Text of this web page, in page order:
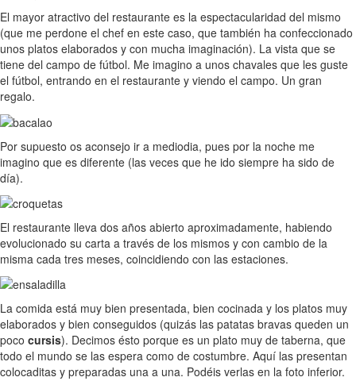
El mayor atractivo del restaurante es la espectacularidad del mismo
(que me perdone el chef en este caso, que también ha confeccionado
unos platos elaborados y con mucha imaginación). La vista que se
tiene del campo de fútbol. Me imagino a unos chavales que les guste
el fútbol, entrando en el restaurante y viendo el campo. Un gran
regalo.
Por supuesto os aconsejo ir a mediodia, pues por la noche me
imagino que es diferente (las veces que he ido siempre ha sido de
día).
El restaurante lleva dos años abierto aproximadamente, habiendo
evolucionado su carta a través de los mismos y con cambio de la
misma cada tres meses, coincidiendo con las estaciones.
La comida está muy bien presentada, bien cocinada y los platos muy
elaborados y bien conseguidos (quizás las patatas bravas queden un
poco cursis). Decimos ésto porque es un plato muy de taberna, que
todo el mundo se las espera como de costumbre. Aquí las presentan
colocaditas y preparadas una a una. Podéis verlas en la foto inferior.